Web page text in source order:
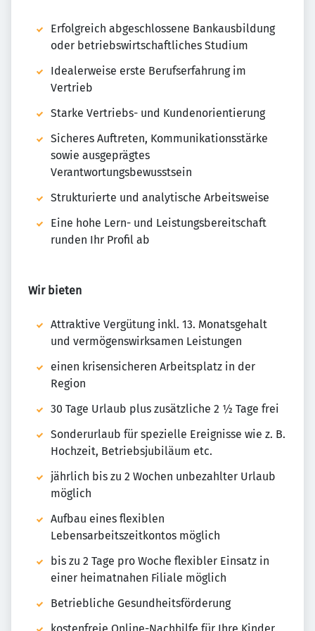
Erfolgreich abgeschlossene Bankausbildung
oder betriebswirtschaftliches Studium
Idealerweise erste Berufserfahrung im
Vertrieb
Starke Vertriebs- und Kundenorientierung
Sicheres Auftreten, Kommunikationsstärke
sowie ausgeprägtes
Verantwortungsbewusstsein
Strukturierte und analytische Arbeitsweise
Eine hohe Lern- und Leistungsbereitschaft
runden Ihr Profil ab
Wir bieten
Attraktive Vergütung inkl. 13. Monatsgehalt
und vermögenswirksamen Leistungen
einen krisensicheren Arbeitsplatz in der
Region
30 Tage Urlaub plus zusätzliche 2 ½ Tage frei
Sonderurlaub für spezielle Ereignisse wie z. B.
Hochzeit, Betriebsjubiläum etc.
jährlich bis zu 2 Wochen unbezahlter Urlaub
möglich
Aufbau eines flexiblen
Lebensarbeitszeitkontos möglich
bis zu 2 Tage pro Woche flexibler Einsatz in
einer heimatnahen Filiale möglich
Betriebliche Gesundheitsförderung